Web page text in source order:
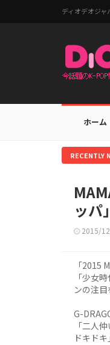
ディオデオジャ
ホーム
RECENTLY
ッパ
2015/
「2015
「少女
ンの注目
G-
「二人
ドキド